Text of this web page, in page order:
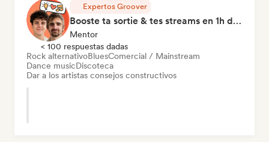
Expertos Groover
Booste ta sortie & tes streams en 1h de Coaching
Mentor
< 100 respuestas dadas
Rock alternativoBluesComercial / Mainstream
Dance musicDiscoteca
Dar a los artistas consejos constructivos